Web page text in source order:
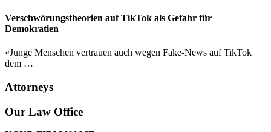
Verschwörungstheorien auf TikTok als Gefahr für
Demokratien
«Junge Menschen vertrauen auch wegen Fake-News auf TikTok
dem …
Attorneys
Site
Footer
Our Law Office